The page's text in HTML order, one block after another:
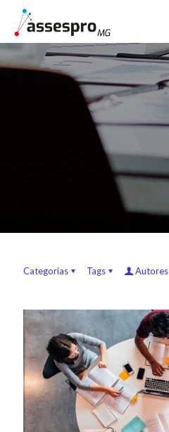
Categorias Tags Autores